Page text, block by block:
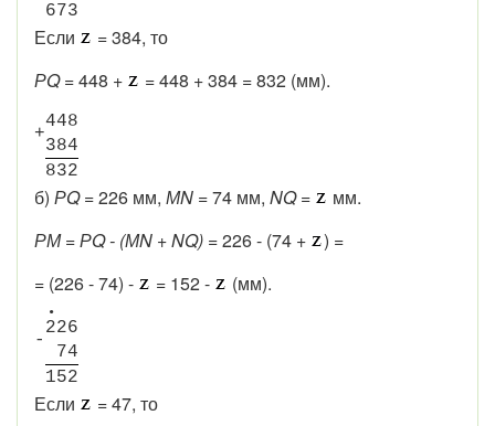
673
Если
= 384, то
РQ =448 + = 448 + 384 = 832 (мм).
+
448
384
832
б) РQ= 226 мм, МN = 74 мм, NQ=
мм.
РМ=РQ - (МN + NQ) = 226 - (74 +
) =
= (226 - 74) -
= 152 - (мм).
•
-
226
74
152
Если
= 47, то